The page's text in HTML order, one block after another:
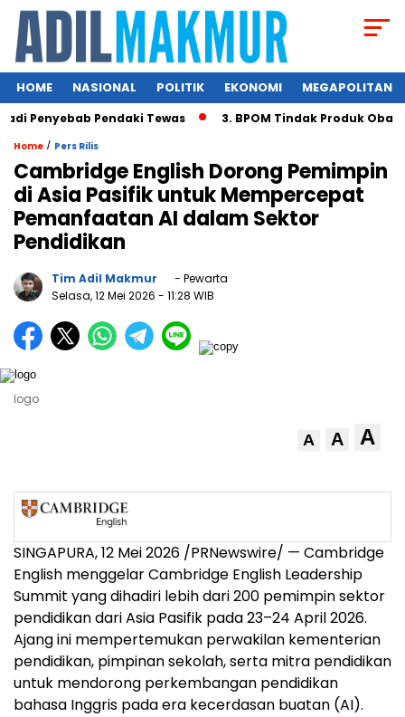
HOME NASIONAL POLITIK EKONOMI MEGAPOLITAN
Pendaki Tewas 3. BPOM Tindak Produk Obat
Home / Pers Rilis
Cambridge English Dorong Pemimpin
di Asia Pasifik untuk Mempercepat
Pemanfaatan AI dalam Sektor
Pendidikan
Tim Adil Makmur
- Pewarta
Selasa, 12 Mei 2026 - 11:28 WIB
logo
A A A
SINGAPURA, 12 Mei 2026 /PRNewswire/ — Cambridge
English menggelar Cambridge English Leadership
Summit yang dihadiri lebih dari 200 pemimpin sektor
pendidikan dari Asia Pasifik pada 23–24 April 2026.
Ajang ini mempertemukan perwakilan kementerian
pendidikan, pimpinan sekolah, serta mitra pendidikan
untuk mendorong perkembangan pendidikan
bahasa Inggris pada era kecerdasan buatan (AI).